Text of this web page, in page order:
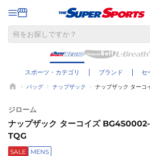
スポーツ・カテゴリ ブランド セ
バッグ ナップザック ナップザック ターコ
ジローム
ナップザック ターコイズ
TQG
SALE MENS